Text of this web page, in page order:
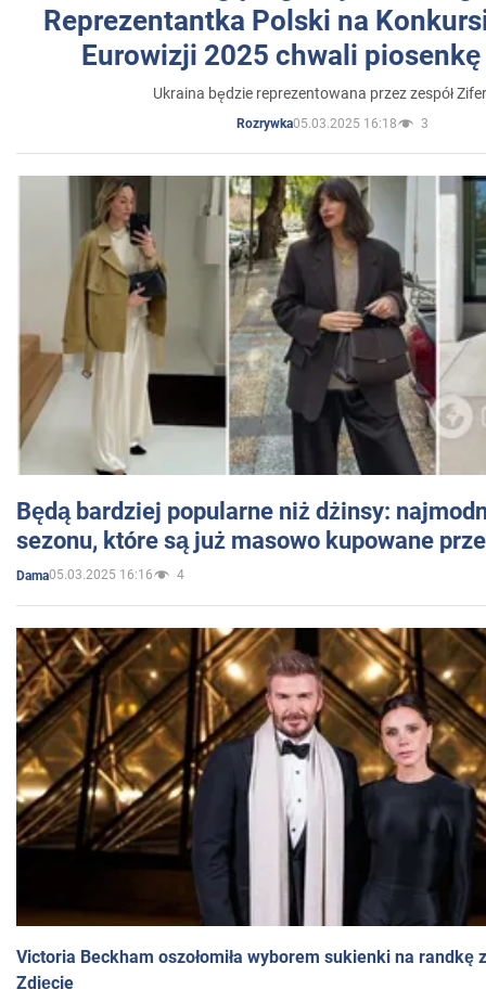
Reprezentantka Polski na
Eurowizji 2025 chwali
Ukraina będzie reprezentowana przez zespół
Rozrywka05.03.2025 16:18 3
Będą bardziej popularne niż dżinsy:
sezonu, które są już masowo kupowane
Dama05.03.2025 16:16 4
Victoria Beckham oszołomiła wyborem sukienki na randkę
Zdjęcie